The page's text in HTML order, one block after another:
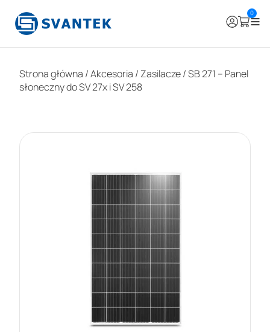
0
Strona główna /Akcesoria / Zasilacze/ SB 271 – Panel
słoneczny do SV 27x i SV 258